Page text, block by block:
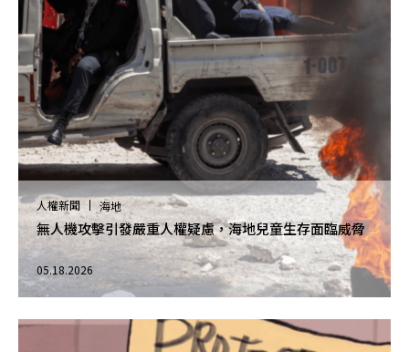
人權新聞 海地
無人機攻擊引發嚴重人權疑慮，海地兒童生存面臨威脅
05.18.2026